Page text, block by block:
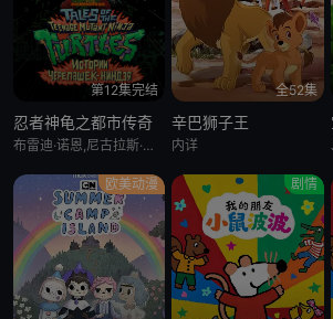
第12集完结
忍者神龟之都市传奇
布雷迪·诺恩,尼古拉斯·坎图,迈克·艾贝,小肖恩·布朗,阿尤·艾德维利
全52集
辛巴狮子王
内详
欧美动漫 剧情